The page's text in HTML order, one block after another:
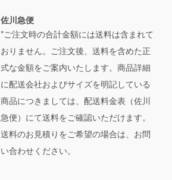
佐川急便
*ご注文時の合計金額には送料は含まれて
おりません。ご注文後、送料を含めた正
式な金額をご案内いたします。商品詳細
に配送会社およびサイズを明記している
商品につきましては、配送料金表（佐川
急便）にて送料をご確認いただけます。
送料のお見積りをご希望の場合は、お問
い合わせください。